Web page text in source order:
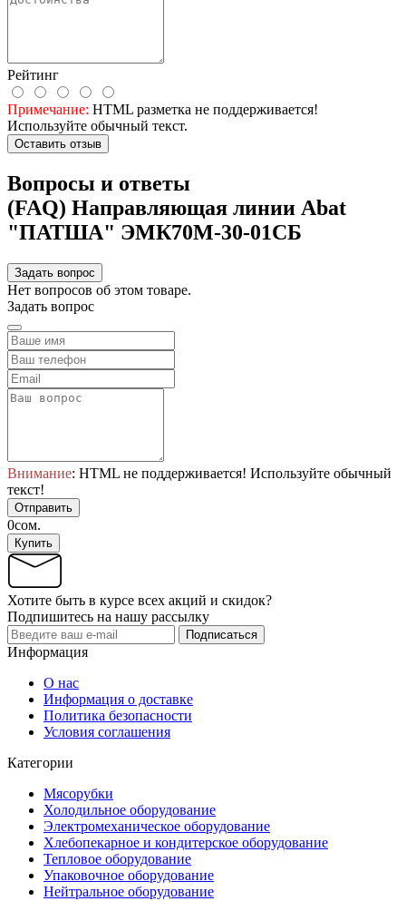
Рейтинг
Примечание: HTML разметка не поддерживается!
Используйте обычный текст.
Оставить отзыв
Вопросы и ответы
(FAQ) Направляющая линии Abat
"ПАТША" ЭМК70М-30-01СБ
Задать вопрос
Нет вопросов об этом товаре.
Задать вопрос
Внимание: HTML не поддерживается! Используйте обычный
текст!
Отправить
0сом.
Купить
Хотите быть в курсе всех акций и скидок?
Подпишитесь на нашу рассылку
Подписаться
Информация
О нас
Информация о доставке
Политика безопасности
Условия соглашения
Категории
Мясорубки
Холодильное оборудование
Электромеханическое оборудование
Хлебопекарное и кондитерское оборудование
Тепловое оборудование
Упаковочное оборудование
Нейтральное оборудование